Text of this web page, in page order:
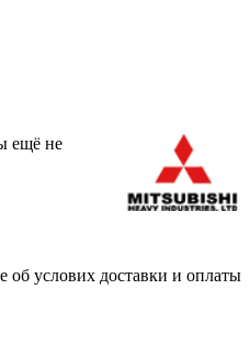
ещё не
об услових доставки и оплаты